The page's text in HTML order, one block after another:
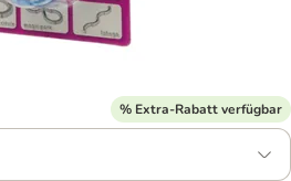
% Extra-Rabatt verfügbar